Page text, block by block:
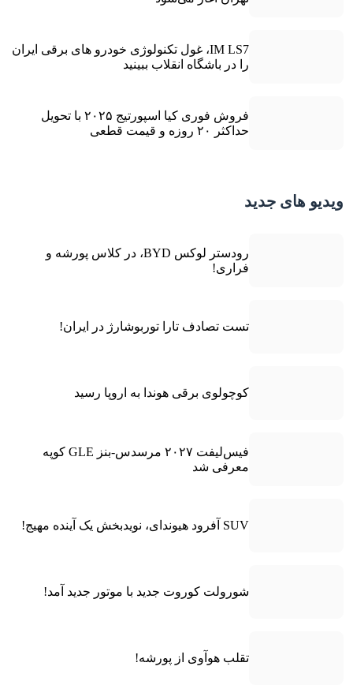
IM LS7، غول تکنولوژی خودرو های برقی ایران
را در باشگاه انقلاب ببینید
فروش فوری کیا اسپورتیج ۲۰۲۵ با تحویل
حداکثر ۲۰ روزه و قیمت قطعی
ویدیو های جدید
رودستر لوکس BYD، در کلاس پورشه و
فراری!
تست تصادف تارا توربوشارژ در ایران!
کوچولوی برقی هوندا به اروپا رسید
فیس‌لیفت ۲۰۲۷ مرسدس-بنز GLE کوپه
معرفی شد
SUV آفرود هیوندای، نویدبخش یک آینده مهیج!
شورولت کوروت جدید با موتور جدید آمد!
تقلب هوآوی از پورشه!